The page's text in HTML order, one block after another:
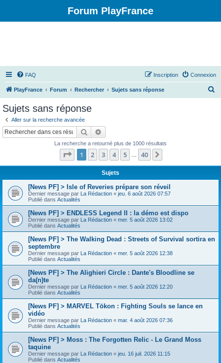
Forum PlayFrance
FAQ Connexion
Inscription
PlayFrance Forum Rechercher Sujets sans réponse
Sujets sans réponse
Aller sur la recherche avancée
Rechercher
La recherche a retourné plus de 1000 résultats
Page 1sur40
1 2 3 4 5 40
Sujets
[News PF] > Isle of Reveries prépare son réveil
Dernier message par La Rédaction « jeu. 6 août 2026 07:57
Publié dans Actualités
[News PF] > ENDLESS Legend II : la démo est dispo
Dernier message par La Rédaction « mer. 5 août 2026 13:02
Publié dans Actualités
[News PF] > The Walking Dead : Streets of Survival sortira en
septembre
Dernier message par La Rédaction « mer. 5 août 2026 12:38
Publié dans Actualités
[News PF] > The Alighieri Circle : Dante's Bloodline se
da(n)te
Dernier message par La Rédaction « mer. 5 août 2026 12:20
Publié dans Actualités
[News PF] > MARVEL Tōkon : Fighting Souls se lance en
vidéo
Dernier message par La Rédaction « mar. 4 août 2026 07:36
Publié dans Actualités
[News PF] > Moss : The Forgotten Relic - Le Grand Moss
taquine
Dernier message par La Rédaction « jeu. 16 juil. 2026 11:15
Publié dans Actualités